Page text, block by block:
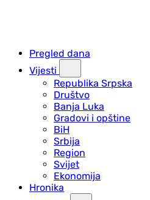
Pregled dana
Vijesti
Republika Srpska
Društvo
Banja Luka
Gradovi i opštine
BiH
Srbija
Region
Svijet
Ekonomija
Hronika